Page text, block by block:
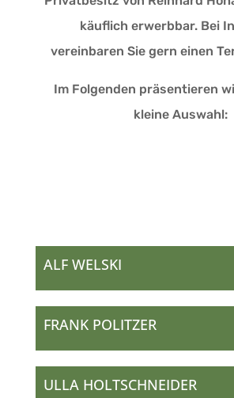
käuflich erwerbbar. Bei
vereinbaren Sie gern einen
Im Folgenden präsentieren
kleine Auswahl:
ALF WELSKI
FRANK POLITZER
ULLA HOLTSCHNEIDER